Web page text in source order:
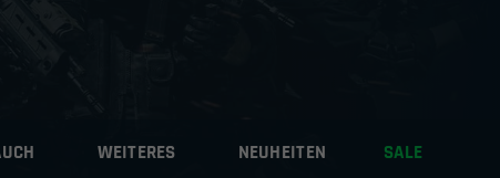
WEITERES NEUHEITEN SALE